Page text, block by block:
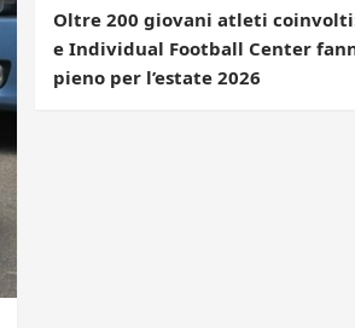
Oltre 200 giovani atleti
e Individual Football Center
pieno per l’estate 2026